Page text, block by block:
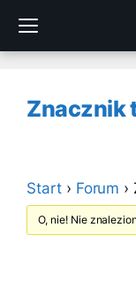
treści
Znacznik
Start › Forum ›
O, nie! Nie